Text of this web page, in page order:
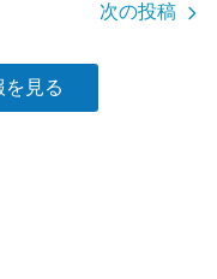
次の投稿
を見る